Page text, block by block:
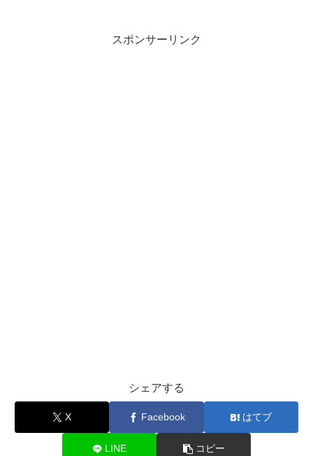
スポンサーリンク
シェアする
X Facebook はてブ
LINE コピー